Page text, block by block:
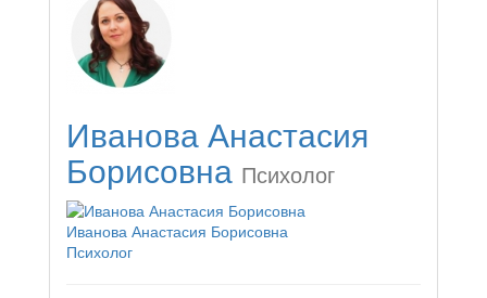
Иванова Анастасия
Борисовна Психолог
Иванова Анастасия Борисовна
Психолог